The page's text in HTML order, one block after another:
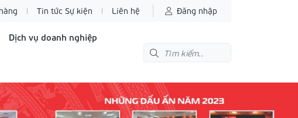
Tin tức Sự kiện Liên hệ Đăng nhập
Dịch vụ doanh nghiệp